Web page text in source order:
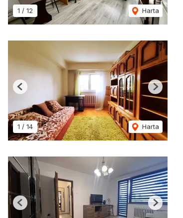
1 / 12 Harta
1 / 14 Harta
Previous Next
Previous Next